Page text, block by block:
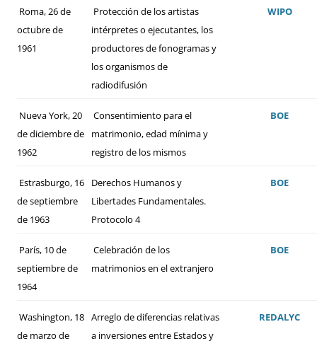
Roma, 26 de
octubre de
1961
Protección de los artistas
intérpretes o ejecutantes, los
productores de fonogramas y
los organismos de
radiodifusión
WIPO
Nueva York, 20
de diciembre de
1962
Consentimiento para el
matrimonio, edad mínima y
registro de los mismos
BOE
Estrasburgo, 16
de septiembre
de 1963
Derechos Humanos y
Libertades Fundamentales.
Protocolo 4
BOE
París, 10 de
septiembre de
1964
Celebración de los
matrimonios en el extranjero
BOE
Washington, 18
de marzo de
Arreglo de diferencias relativas
a inversiones entre Estados y
REDALYC